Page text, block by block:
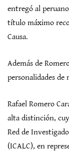
entregó al
título máximo
Causa.
Además de
personalidades de
Rafael Romero
alta distinción,
Red de
(ICALC), en